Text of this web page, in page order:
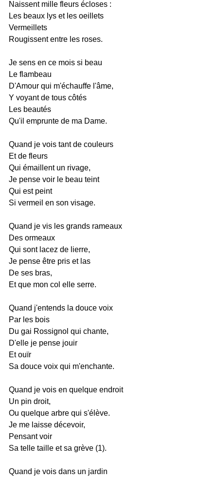
Naissent mille fleurs écloses :
Les beaux lys et les oeillets
Vermeillets
Rougissent entre les roses.
Je sens en ce mois si beau
Le flambeau
D'Amour qui m'échauffe l'âme,
Y voyant de tous côtés
Les beautés
Qu'il emprunte de ma Dame.
Quand je vois tant de couleurs
Et de fleurs
Qui émaillent un rivage,
Je pense voir le beau teint
Qui est peint
Si vermeil en son visage.
Quand je vis les grands rameaux
Des ormeaux
Qui sont lacez de lierre,
Je pense être pris et las
De ses bras,
Et que mon col elle serre.
Quand j'entends la douce voix
Par les bois
Du gai Rossignol qui chante,
D'elle je pense jouir
Et ouïr
Sa douce voix qui m'enchante.
Quand je vois en quelque endroit
Un pin droit,
Ou quelque arbre qui s'élève.
Je me laisse décevoir,
Pensant voir
Sa telle taille et sa grève (1).
Quand je vois dans un jardin